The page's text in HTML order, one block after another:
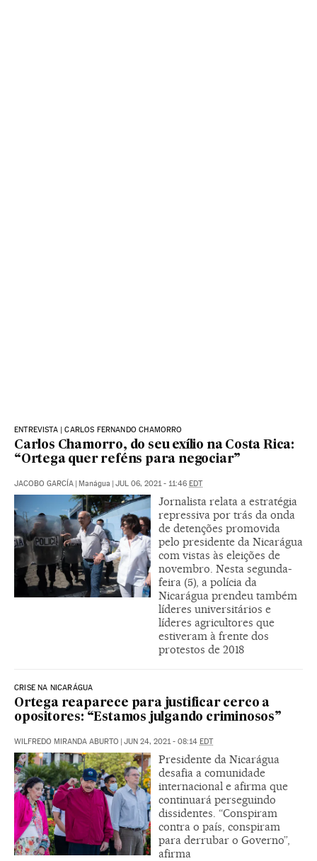
ENTREVISTA | CARLOS FERNANDO CHAMORRO
Carlos Chamorro, do seu exílio na Costa Rica:
“Ortega quer reféns para negociar”
JACOBO GARCÍA | Manágua | JUL 06, 2021 - 11:46 EDT
Jornalista relata a estratégia
repressiva por trás da onda
de detenções promovida
pelo presidente da Nicarágua
com vistas às eleições de
novembro. Nesta segunda-
feira (5), a polícia da
Nicarágua prendeu também
líderes universitários e
líderes agricultores que
estiveram à frente dos
protestos de 2018
CRISE NA NICARÁGUA
Ortega reaparece para justificar cerco a
opositores: “Estamos julgando criminosos”
WILFREDO MIRANDA ABURTO | JUN 24, 2021 - 08:14 EDT
Presidente da Nicarágua
desafia a comunidade
internacional e afirma que
continuará perseguindo
dissidentes. “Conspiram
contra o país, conspiram
para derrubar o Governo”,
afirma